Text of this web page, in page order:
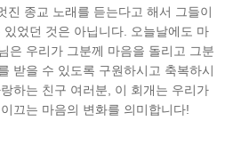
진 종교 노래를 듣는다고 해서 그들이
었던 것은 아닙니다. 오늘날에도 마
은 우리가 그분께 마음을 돌리고 그분
받을 수 있도록 구원하시고 축복하시
하는 친구 여러분, 이 회개는 우리가
끄는 마음의 변화를 의미합니다!